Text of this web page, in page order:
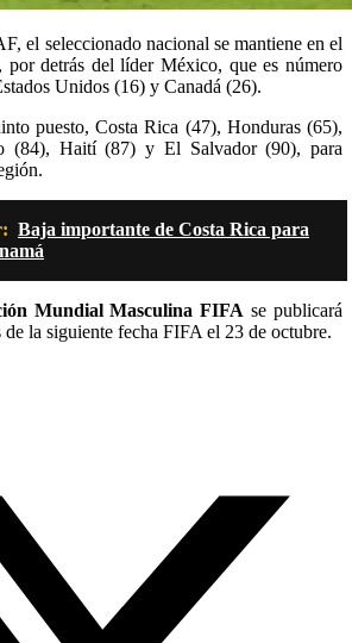
el seleccionado nacional se mantiene en el
por detrás del líder México, que es número
Unidos (16) y Canadá (26).
puesto, Costa Rica (47), Honduras (65),
(84), Haití (87) y El Salvador (90), para
Baja importante de Costa Rica para
Mundial Masculina FIFA se publicará
de la siguiente fecha FIFA el 23 de octubre.